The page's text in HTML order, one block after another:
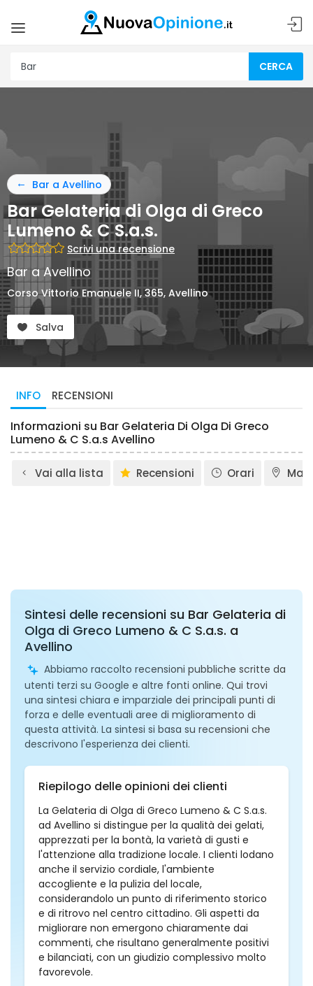
CERCA
Bar a Avellino
Bar Gelateria di Olga di Greco
Lumeno & C S.a.s.
Scrivi una recensione
Bar a Avellino
Corso Vittorio Emanuele II, 365, Avellino
Salva
INFO RECENSIONI
Informazioni su Bar Gelateria Di Olga Di Greco
Lumeno & C S.a.s Avellino
Vai alla lista Recensioni Orari
Sintesi delle recensioni su Bar Gelateria di
Olga di Greco Lumeno & C S.a.s. a
Avellino
Abbiamo raccolto recensioni pubbliche scritte da
utenti terzi su Google e altre fonti online. Qui trovi
una sintesi chiara e imparziale dei principali punti di
forza e delle eventuali aree di miglioramento di
questa attività. La sintesi si basa su recensioni che
descrivono l'esperienza dei clienti.
Riepilogo delle opinioni dei clienti
La Gelateria di Olga di Greco Lumeno & C S.a.s.
ad Avellino si distingue per la qualità dei gelati,
apprezzati per la bontà, la varietà di gusti e
l'attenzione alla tradizione locale. I clienti lodano
anche il servizio cordiale, l'ambiente
accogliente e la pulizia del locale,
considerandolo un punto di riferimento storico
e di ritrovo nel centro cittadino. Gli aspetti da
migliorare non emergono chiaramente dai
commenti, che risultano generalmente positivi
e bilanciati, con un giudizio complessivo molto
favorevole.